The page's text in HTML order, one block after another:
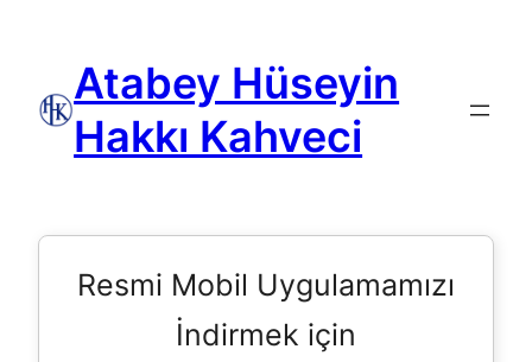
Atabey Hüseyin
Hakkı Kahveci
Resmi Mobil Uygulamamızı
İndirmek için